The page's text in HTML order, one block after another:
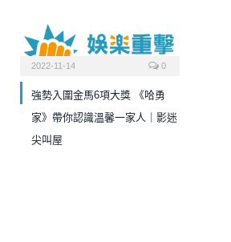
2022-11-14 0
強勢入圍金馬6項大獎 《哈勇
家》帶你認識溫馨一家人｜影迷
尖叫屋